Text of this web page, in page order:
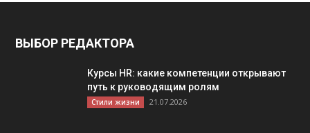
ВЫБОР РЕДАКТОРА
Курсы HR: какие компетенции открывают
путь к руководящим ролям
Стили жизни 21.07.2026